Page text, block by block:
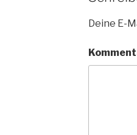
Deine E-